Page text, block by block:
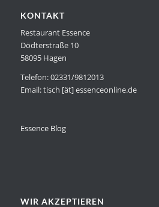
KONTAKT
Restaurant Essence
Dödterstraße 10
58095 Hagen
Telefon: 02331/9812013
Email: tisch [ät] essenceonline.de
Essence Blog
WIR AKZEPTIEREN